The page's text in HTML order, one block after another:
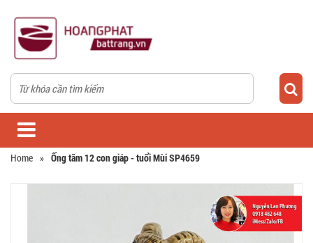
Home » Ống tăm 12 con giáp - tuổi Mùi SP4659